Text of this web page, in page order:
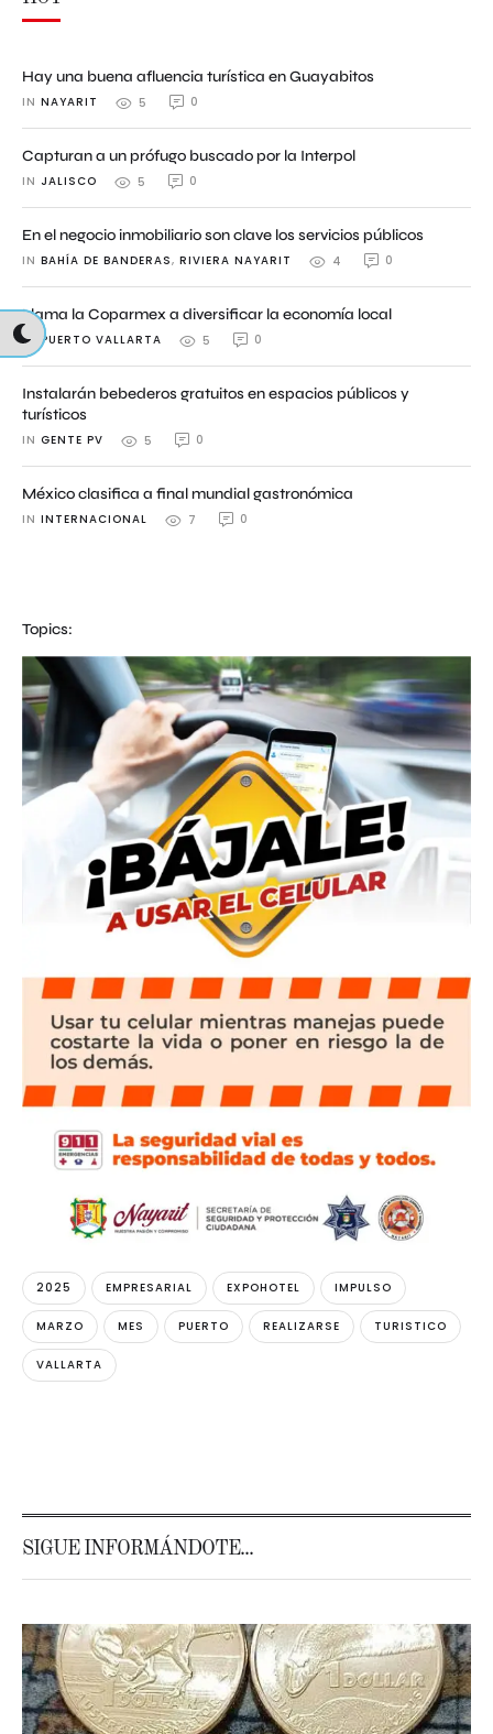
Hay una buena afluencia turística en Guayabitos
IN NAYARIT 5 0
Capturan a un prófugo buscado por la Interpol
IN JALISCO 5 0
En el negocio inmobiliario son clave los servicios públicos
IN BAHÍA DE BANDERAS, RIVIERA NAYARIT 4 0
Llama la Coparmex a diversificar la economía local
IN PUERTO VALLARTA 5 0
Instalarán bebederos gratuitos en espacios públicos y
turísticos
IN GENTE PV 5 0
México clasifica a final mundial gastronómica
IN INTERNACIONAL 7 0
Topics:
2025 EMPRESARIAL EXPOHOTEL IMPULSO
MARZO MES PUERTO REALIZARSE TURISTICO
VALLARTA
SIGUE INFORMÁNDOTE...